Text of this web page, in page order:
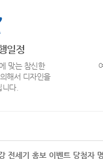
일정
맞는 참신한
해서 디자인을
다.
전세기 홍보 이벤트 당첨자